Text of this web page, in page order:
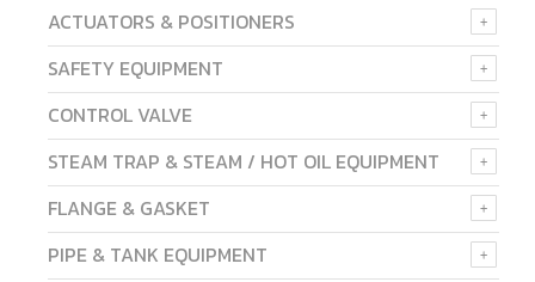
ACTUATORS & POSITIONERS
SAFETY EQUIPMENT
CONTROL VALVE
STEAM TRAP & STEAM / HOT OIL EQUIPMENT
FLANGE & GASKET
PIPE & TANK EQUIPMENT